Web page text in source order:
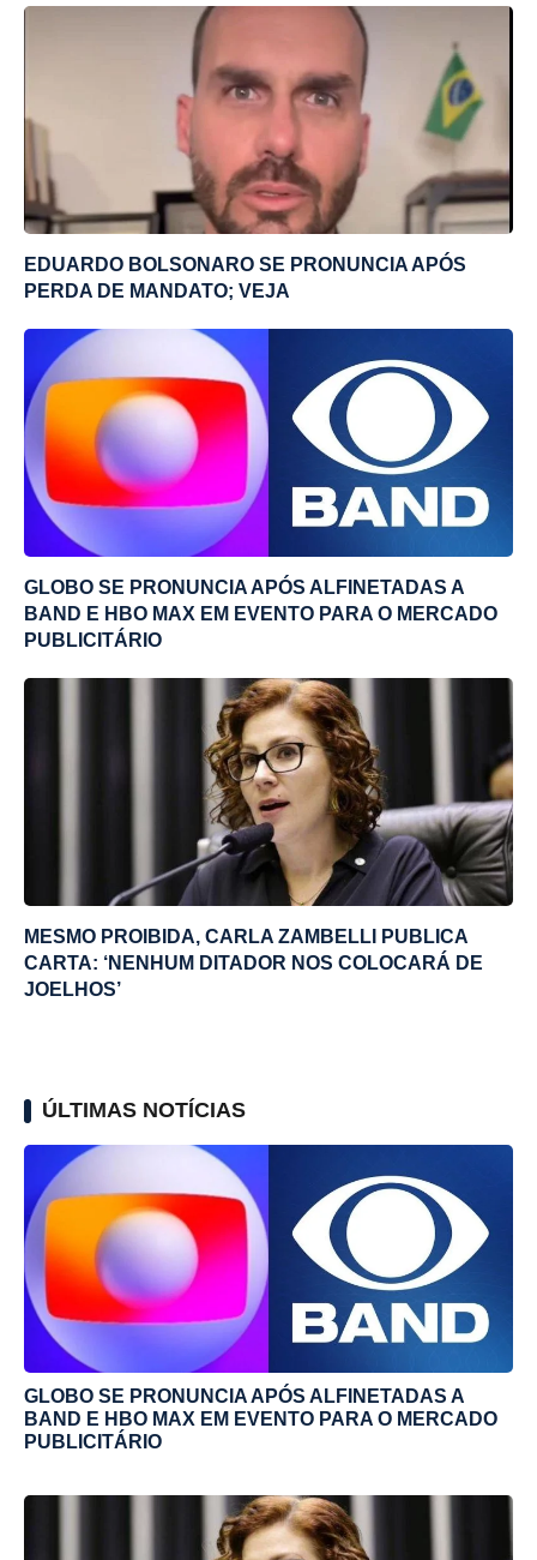
EDUARDO BOLSONARO SE PRONUNCIA APÓS
PERDA DE MANDATO; VEJA
GLOBO SE PRONUNCIA APÓS ALFINETADAS A
BAND E HBO MAX EM EVENTO PARA O MERCADO
PUBLICITÁRIO
MESMO PROIBIDA, CARLA ZAMBELLI PUBLICA
CARTA: ‘NENHUM DITADOR NOS COLOCARÁ DE
JOELHOS’
ÚLTIMAS NOTÍCIAS
GLOBO SE PRONUNCIA APÓS ALFINETADAS A
BAND E HBO MAX EM EVENTO PARA O MERCADO
PUBLICITÁRIO